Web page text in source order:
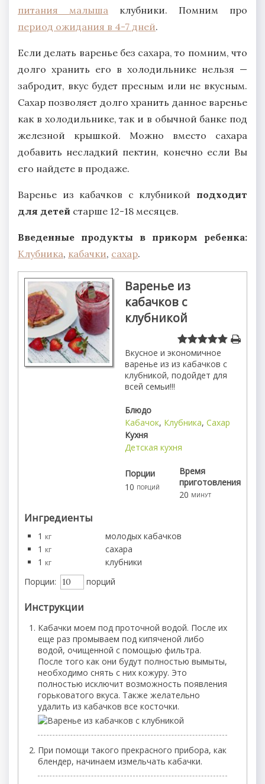
питания малыша клубники. Помним про
период ожидания в 4-7 дней.
Если делать варенье без сахара, то помним, что
долго хранить его в холодильнике нельзя —
забродит, вкус будет пресным или не вкусным.
Сахар позволяет долго хранить данное варенье
как в холодильнике, так и в обычной банке под
железной крышкой. Можно вместо сахара
добавить несладкий пектин, конечно если Вы
его найдете в продаже.
Варенье из кабачков с клубникой подходит
для детей старше 12-18 месяцев.
Введенные продукты в прикорм ребенка:
Клубника, кабачки, сахар.
Варенье из
кабачков с
клубникой
Вкусное и экономичное
варенье из из кабачков с
клубникой, подойдет для
всей семьи!!!
Блюдо
Кабачок, Клубника, Сахар
Кухня
Детская кухня
Порции
10 порций
Время
приготовления
20 минут
Ингредиенты
1 кг
молодых кабачков
1 кг
сахара
1 кг
клубники
Порции:
порций
Инструкции
Кабачки моем под проточной водой. После их
еще раз промываем под кипяченой либо
водой, очищенной с помощью фильтра.
После того как они будут полностью вымыты,
необходимо снять с них кожуру. Это
полностью исключит возможность появления
горьковатого вкуса. Также желательно
удалить из кабачков все косточки.
При помощи такого прекрасного прибора, как
блендер, начинаем измельчать кабачки.